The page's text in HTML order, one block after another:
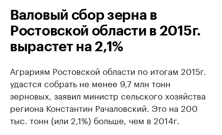
Валовый сбор зерна в
Ростовской области в 2015г.
вырастет на 2,1%
Аграриям Ростовской области по итогам 2015г.
удастся собрать не менее 9,7 млн тонн
зерновых, заявил министр сельского хозяйства
региона Константин Рачаловский. Это на 200
тыс. тонн (или 2,1%) больше, чем в 2014г.